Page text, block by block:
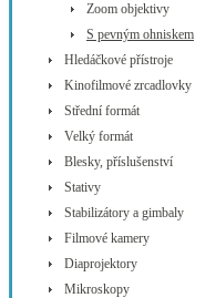
Zoom objektivy
S pevným ohniskem
Hledáčkové přístroje
Kinofilmové zrcadlovky
Střední formát
Velký formát
Blesky, příslušenství
Stativy
Stabilizátory a gimbaly
Filmové kamery
Diaprojektory
Mikroskopy